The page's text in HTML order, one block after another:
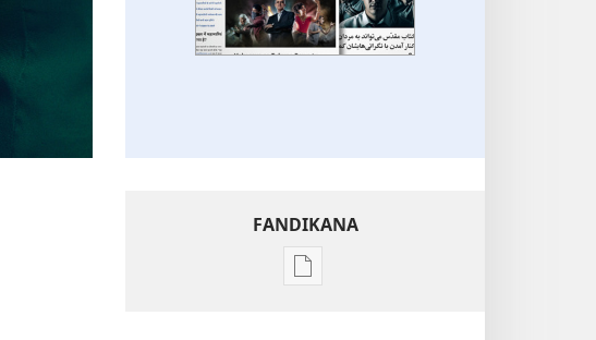
FANDIKANA
Fandikana